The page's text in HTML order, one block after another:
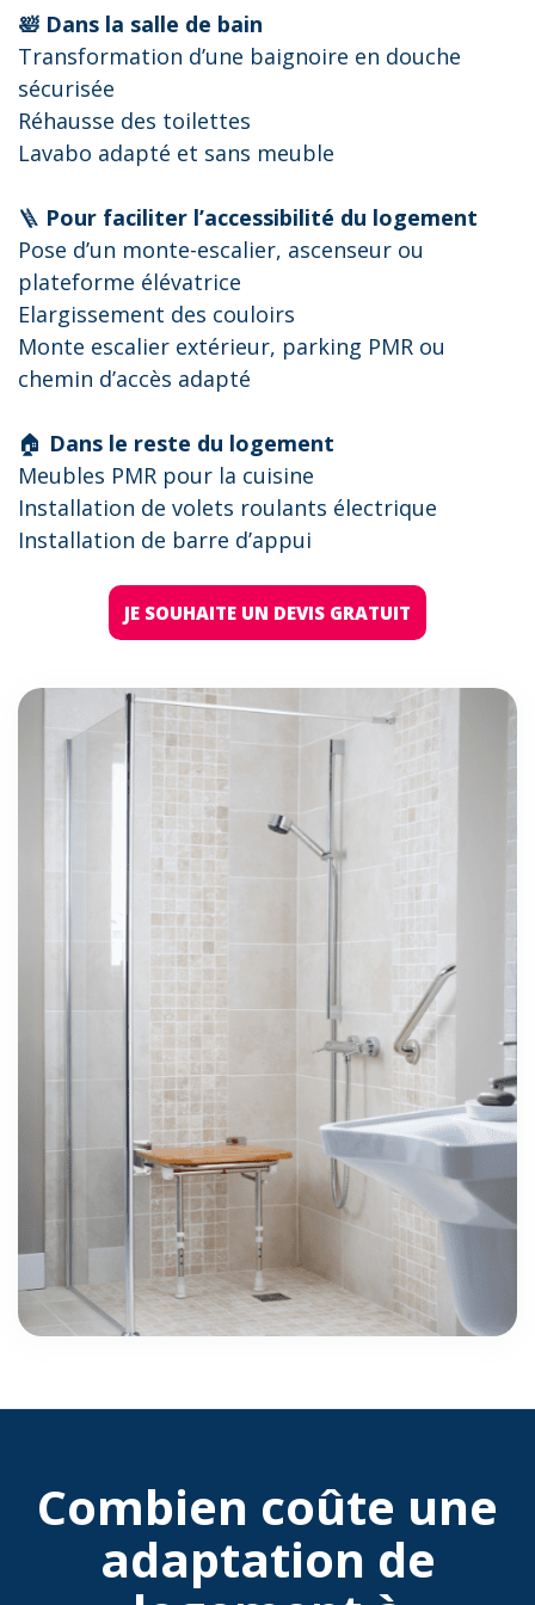
🛀 Dans la salle de bain
Transformation d’une baignoire en douche
sécurisée
Réhausse des toilettes
Lavabo adapté et sans meuble
🪜 Pour faciliter l’accessibilité du logement
Pose d’un monte-escalier, ascenseur ou
plateforme élévatrice
Elargissement des couloirs
Monte escalier extérieur, parking PMR ou
chemin d’accès adapté
🏠 Dans le reste du logement
Meubles PMR pour la cuisine
Installation de volets roulants électrique
Installation de barre d’appui
JE SOUHAITE UN DEVIS GRATUIT
Combien coûte une
adaptation de